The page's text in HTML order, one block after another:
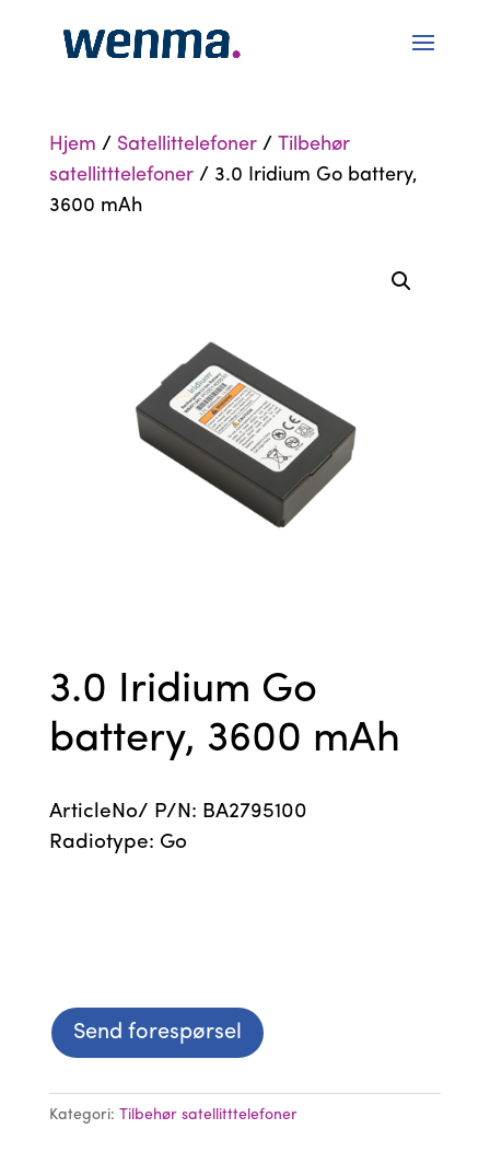
Hjem / Satellittelefoner/ Tilbehør
satellitttelefoner/ 3.0 Iridium Go battery,
3600 mAh
3.0 Iridium Go
battery, 3600 mAh
ArticleNo/ P/N: BA2795100
Radiotype: Go
Send forespørsel
Kategori: Tilbehør satellitttelefoner